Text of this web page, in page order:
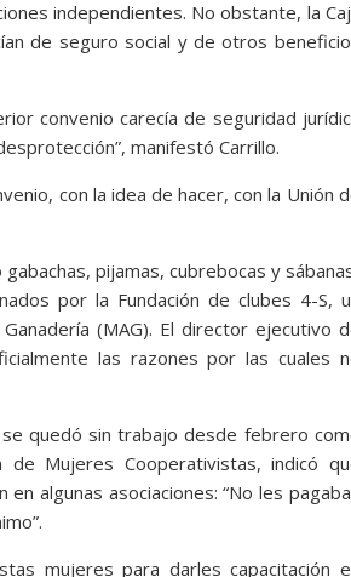
independientes. No obstante, la
de seguro social y de otros
convenio carecía de seguridad
manifestó Carrillo.
con la idea de hacer, con la Unión
pijamas, cubrebocas y
por la Fundación de clubes 4-S,
(MAG). El director ejecutivo
las razones por las cuales
quedó sin trabajo desde febrero
de Mujeres Cooperativistas, indicó
algunas asociaciones: “No les
mujeres para darles capacitación